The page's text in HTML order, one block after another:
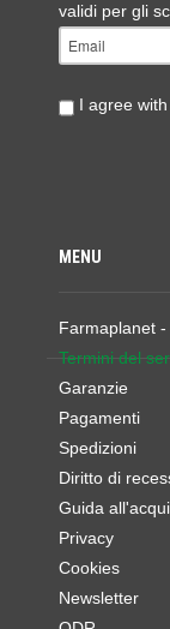
validi per gli
I agree
MENU
Farmaplanet
Termini del
Garanzie
Pagamenti
Spedizioni
Diritto di
Guida
Privacy
Cookies
Newsletter